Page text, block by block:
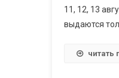
11, 12, 13
выдаются
читать